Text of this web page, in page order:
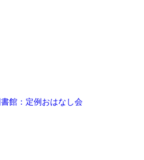
館：定例おはなし会